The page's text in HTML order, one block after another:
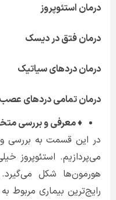
درمان استئوپروز
درمان فتق در دیسک
درمان دردهای سیاتیک
درمان تمامی دردهای
♦ معرفی و بررسی
در این قسمت به
می‌پردازیم. استئوپروز
هورمون‌ها شکل می‌گیرد.
رایج‌ترین بیماری مربوط